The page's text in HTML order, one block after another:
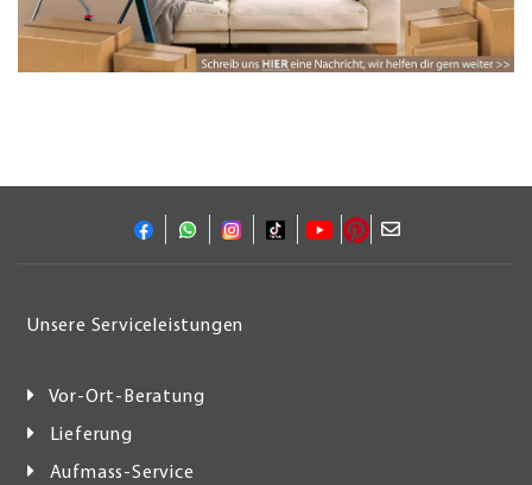
Unsere Serviceleistungen
Vor-Ort-Beratung
Lieferung
Aufmass-Service